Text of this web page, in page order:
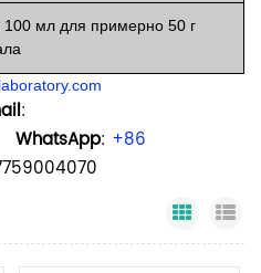
100 мл для примерно 50 г
:
WhatsApp: +86
Grid